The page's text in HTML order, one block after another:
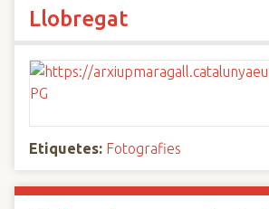
Llobregat
Etiquetes: Fotografies